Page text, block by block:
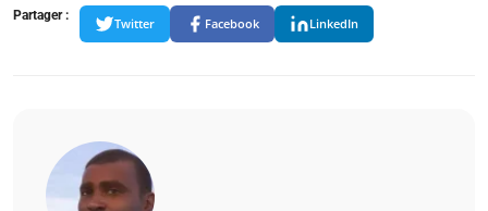
Partager :
Twitter Facebook LinkedIn